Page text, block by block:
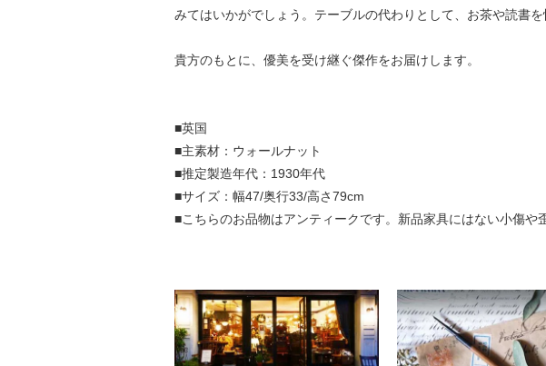
みてはいかがでしょう。テーブルの代わりとして、お茶や読書
貴方のもとに、優美を受け継ぐ傑作をお届けします。
■英国
■主素材：ウォールナット
■推定製造年代：1930年代
■サイズ：幅47/奥行33/高さ79cm
■こちらのお品物はアンティークです。新品家具にはない小傷